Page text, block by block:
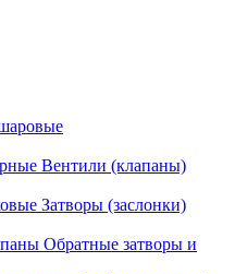
Вентили (клапаны)
Затворы (заслонки)
Обратные затворы и